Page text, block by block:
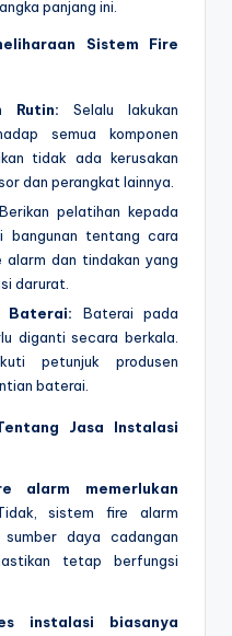
panjang ini.
Sistem Fire
Rutin: Selalu lakukan
semua komponen
tidak ada kerusakan
dan perangkat lainnya.
Berikan pelatihan kepada
bangunan tentang cara
alarm dan tindakan yang
darurat.
Baterai: Baterai pada
diganti secara berkala.
petunjuk produsen
baterai.
Jasa Instalasi
alarm memerlukan
sistem fire alarm
sumber daya cadangan
tetap berfungsi
instalasi biasanya